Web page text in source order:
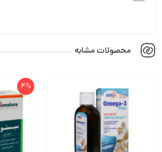
محصولات مشابه
4%